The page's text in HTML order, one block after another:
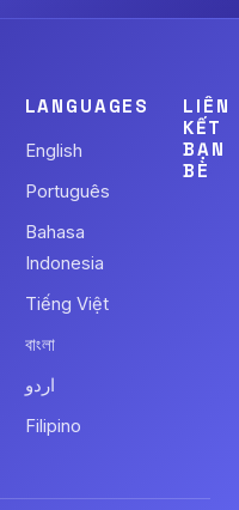
LANGUAGES
English
Português
Bahasa
Indonesia
Tiếng Việt
বাংলা
اردو
Filipino
LIÊN
KẾT
BẠN
BÈ